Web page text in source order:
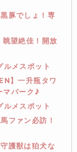
豚でしょ！専
望絶佳！開放
メスポット
】一升瓶タワ
マパーク♪
メスポット
ファン必訪！
護獣は狛犬な